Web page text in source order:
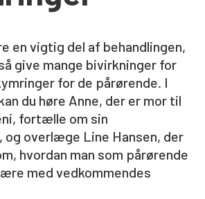
en vigtig del af behandlingen,
give mange bivirkninger for
for de pårørende. I
du høre Anne, der er mor til
fortælle om sin
og overlæge Line Hansen, der
hvordan man som pårørende
med vedkommendes